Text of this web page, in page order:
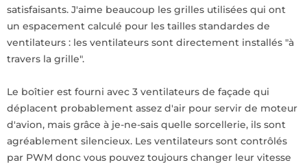
satisfaisants. J'aime beaucoup les grilles utilisées qui ont
un espacement calculé pour les tailles standardes de
ventilateurs : les ventilateurs sont directement installés "à
travers la grille".
Le boîtier est fourni avec 3 ventilateurs de façade qui
déplacent probablement assez d'air pour servir de moteur
d'avion, mais grâce à je-ne-sais quelle sorcellerie, ils sont
agréablement silencieux. Les ventilateurs sont contrôlés
par PWM donc vous pouvez toujours changer leur vitesse